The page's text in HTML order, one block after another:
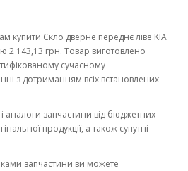
купити Скло дверне переднє ліве KIA
2 143,13 грн. Товар виготовлено
сучасному
з дотриманням всіх встановлених
аналоги запчастини від бюджетних
продукції, а також супутні
запчастини ви можете